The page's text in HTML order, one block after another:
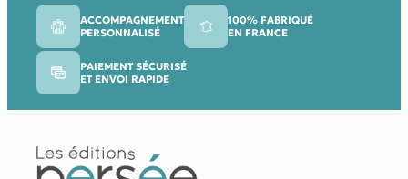
ACCOMPAGNEMENT
PERSONNALISÉ
100% FABRIQUÉ
EN FRANCE
PAIEMENT SÉCURISÉ
ET ENVOI RAPIDE